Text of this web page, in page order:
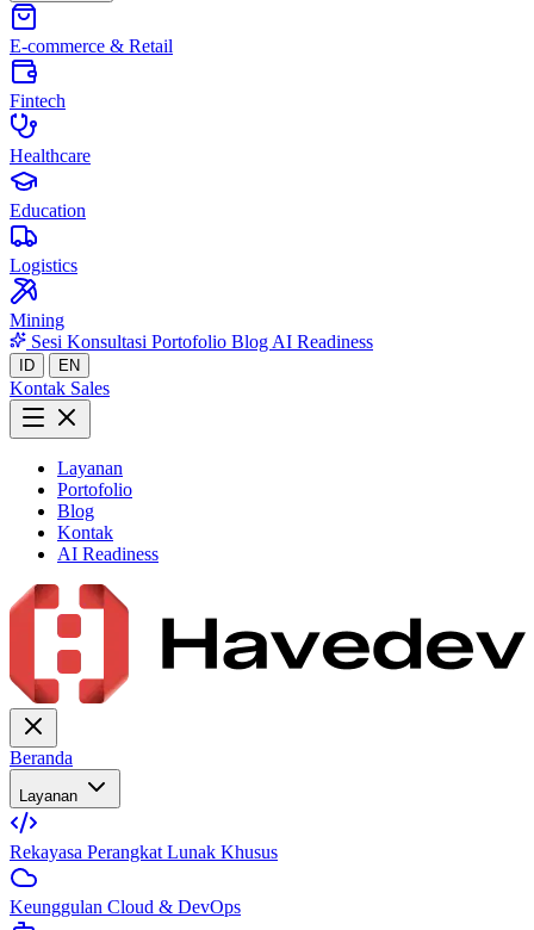
E-commerce & Retail
Fintech
Healthcare
Education
Logistics
Mining
Sesi Konsultasi Portofolio Blog AI Readiness
ID EN
Kontak Sales
Layanan
Portofolio
Blog
Kontak
AI Readiness
Beranda
Layanan
Rekayasa Perangkat Lunak Khusus
Keunggulan Cloud & DevOps